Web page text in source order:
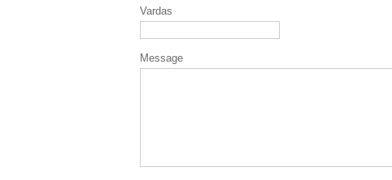
Vardas
Message